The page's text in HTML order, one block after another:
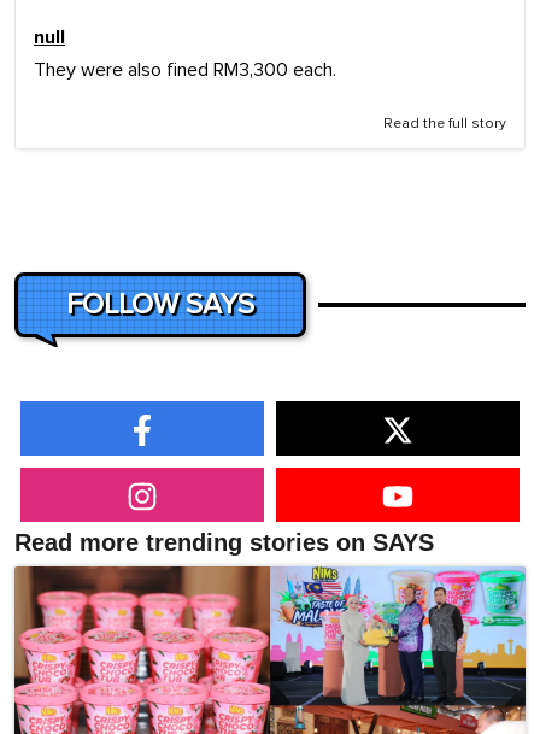
null
They were also fined RM3,300 each.
Read the full story
FOLLOW SAYS
Read more trending stories on SAYS